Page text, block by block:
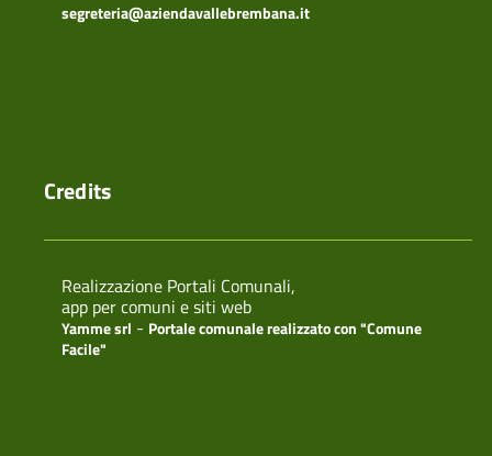
segreteria@aziendavallebrembana.it
Credits
Realizzazione Portali Comunali,
app per comuni e siti web
Yamme srl - Portale comunale realizzato con "Comune
Facile"